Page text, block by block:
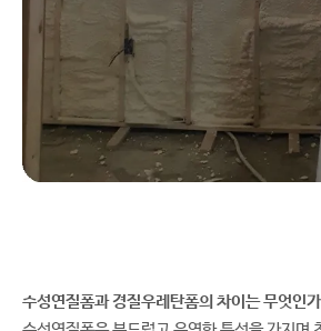
수성연질폼과 경질우레탄폼의 차이는 무엇인